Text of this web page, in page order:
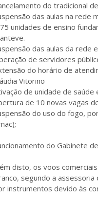
do tradicional
das aulas na rede
unidades de ensino
das aulas da rede
de servidores
do horário de
Vitorino
de unidade de
de 10 novas vagas
do uso do fogo,
do Gabinete
disto, os voos
segundo a
instrumentos devido às